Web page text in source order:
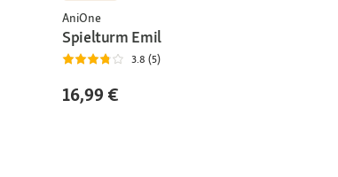
AniOne
Spielturm Emil
3.8 (5)
16,99 €